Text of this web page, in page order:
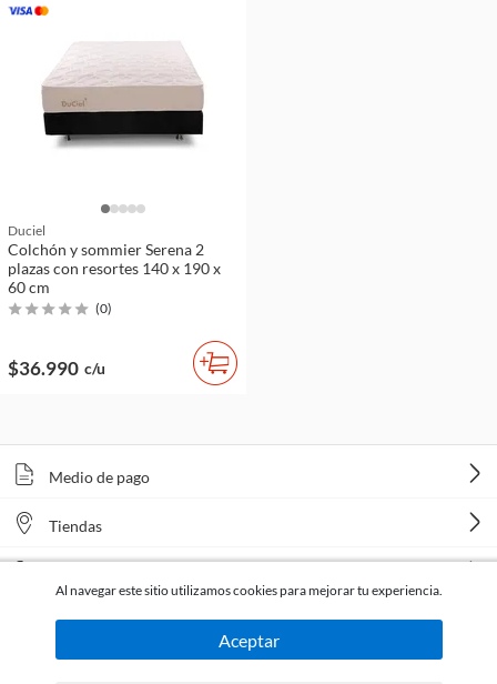
Duciel
Colchón y sommier Serena 2
plazas con resortes 140 x 190 x
60 cm
(0)
$36.990 c/u
Medio de pago
Tiendas
Al navegar este sitio utilizamos cookies para mejorar tu experiencia.
Aceptar